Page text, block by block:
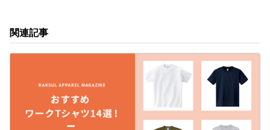
関連記事